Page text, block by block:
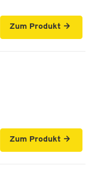
Zum Produkt
Zum Produkt